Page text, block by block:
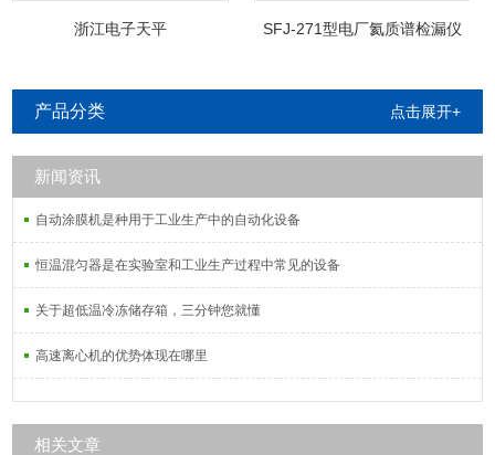
浙江电子天平 SFJ-271型电厂氦质谱检漏仪
产品分类 点击展开+
新闻资讯
自动涂膜机是种用于工业生产中的自动化设备
恒温混匀器是在实验室和工业生产过程中常见的设备
关于超低温冷冻储存箱，三分钟您就懂
高速离心机的优势体现在哪里
相关文章